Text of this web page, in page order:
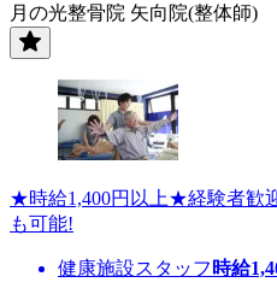
月の光整骨院 矢向院(整体師)
★時給1,400円以上★経験者歓
も可能!
健康施設スタッフ 時給